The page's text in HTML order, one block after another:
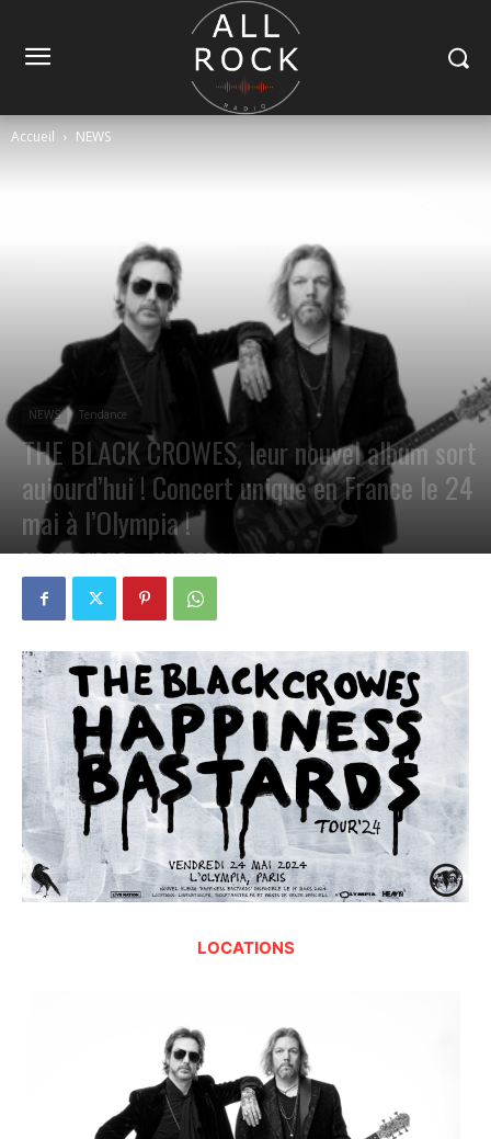
Accueil NEWS
NEWS Tendance
THE BLACK CROWES, leur nouvel album sort
aujourd’hui ! Concert unique en France le 24
mai à l’Olympia !
PAR PETE CIRCLE 20 MARS 2024 0
LOCATIONS